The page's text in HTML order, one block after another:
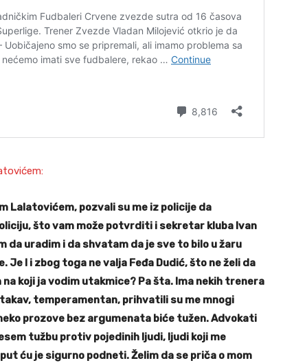
Lalatovićem, pozvali su me iz policije da
što vam može potvrditi i sekretar kluba Ivan
da uradim i da shvatam da je sve to bilo u žaru
Je l i zbog toga ne valja Feđa Dudić, što ne želi da
na koji ja vodim utakmice? Pa šta. Ima nekih trenera
temperamentan, prihvatili su me mnogi
prozove bez argumenata biće tužen. Advokati
tužbu protiv pojedinih ljudi, ljudi koji me
ću je sigurno podneti. Želim da se priča o mom